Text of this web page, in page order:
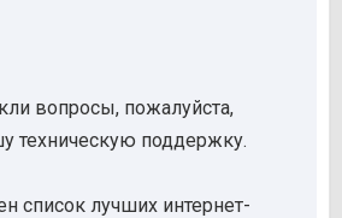
вопросы, пожалуйста,
техническую поддержку.
список лучших интернет-